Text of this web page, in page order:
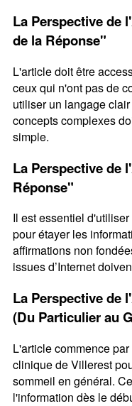
La Perspective de
de la Réponse"
L'article doit être
ceux qui n'ont pas de
utiliser un langage
concepts complexes
simple.
La Perspective de
Réponse"
Il est essentiel
pour étayer les
affirmations non
issues d’Internet
La Perspective de
(Du Particulier au
L'article commence
clinique de Villerest
sommeil en général.
l'information dès le